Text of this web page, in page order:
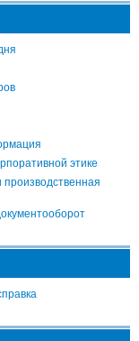
этике